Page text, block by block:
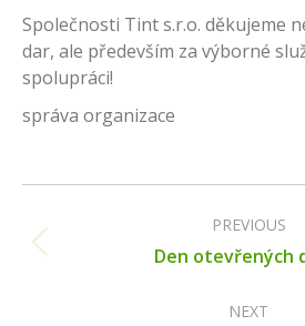
Společnosti Tint s.r.o. děkujeme
dar, ale především za výborné
spolupráci!
správa organizace
navigation
PREVIOUS
Den otevřených
NEXT